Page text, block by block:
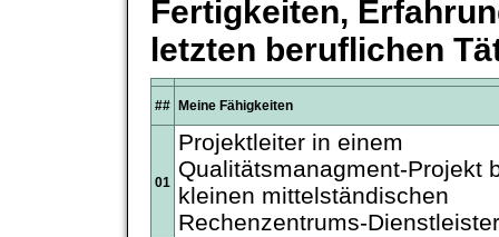
Fertigkeiten,
letzten beruflichen
## Meine Fähigkeiten
01
Projektleiter in einem
Qualitätsmanagment-Projekt
kleinen mittelständischen
Rechenzentrums-